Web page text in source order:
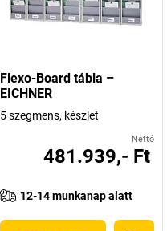
Flexo-Board tábla –
EICHNER
5 szegmens, készlet
Nettó
481.939,- Ft
12-14 munkanap alatt